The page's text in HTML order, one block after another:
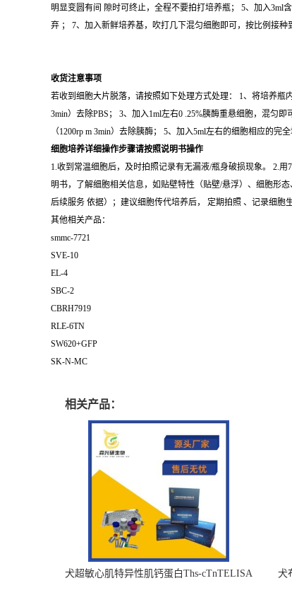
明显变圆有间 隙时可终止，全程不要拍打培养瓶； 5、加入3ml
弃 ； 7、加入新鲜培养基，吹打几下混匀细胞即可，按比例接
收货注意事项
若收到细胞大片脱落，请按照如下处理方式处理： 1、将培养瓶
3min）去除PBS； 3、加入1ml左右0 .25%胰酶重悬细胞，混匀
（1200rp m 3min）去除胰酶； 5、加入5ml左右的细胞相应的完
细胞培养详细操作步骤请按照说明书操作
1.收到常温细胞后，及时拍照记录有无漏液/瓶身破损现象。 2.
明书，了解细胞相关信息，如贴壁特性（贴壁/悬浮）、细胞形
后续服务 依据）；建议细胞传代培养后， 定期拍照 、记录细胞
其他相关产品：
smmc-7721
SVE-10
EL-4
SBC-2
CBRH7919
RLE-6TN
SW620+GFP
SK-N-MC
相关产品：
犬超敏心肌特异性肌钙蛋白Ths-cTnTELISA
犬